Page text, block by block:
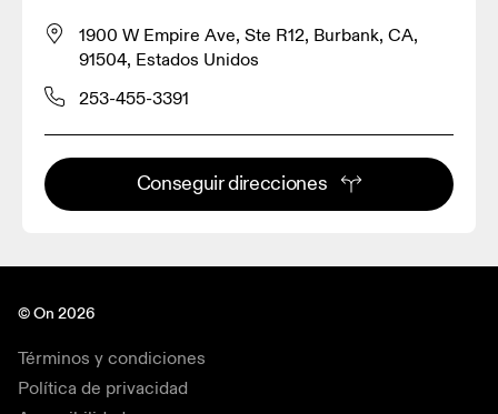
1900 W Empire Ave, Ste R12, Burbank, CA,
91504, Estados Unidos
253-455-3391
Conseguir direcciones
© On 2026
Términos y condiciones
Política de privacidad